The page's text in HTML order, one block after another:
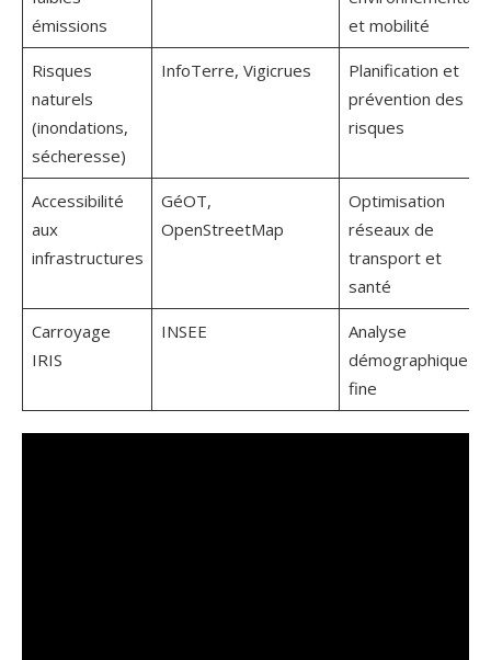
émissions
et mobilité
Risques
naturels
(inondations,
sécheresse)
InfoTerre, Vigicrues
Planification et
prévention des
risques
Accessibilité
aux
infrastructures
GéOT,
OpenStreetMap
Optimisation
réseaux de
transport et
santé
Carroyage
IRIS
INSEE
Analyse
démographique
fine